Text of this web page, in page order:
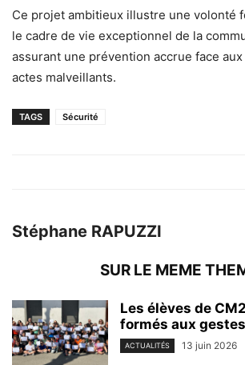
Ce projet ambitieux illustre une volonté
le cadre de vie exceptionnel de la
assurant une prévention accrue face
actes malveillants.
TAGS Sécurité
Stéphane RAPUZZI
SUR LE MEME
Les élèves de
formés aux
ACTUALITÉS 13 juin 2026